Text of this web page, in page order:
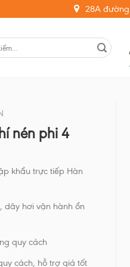
28A đường
nén phi 4
khẩu trực tiếp Hàn
dây hơi vận hành ổn
quy cách
cách, hỗ trợ giá tốt